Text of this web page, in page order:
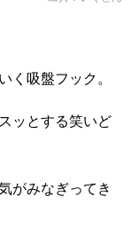
吸盤フック。
ッとする笑いど
がみなぎってき